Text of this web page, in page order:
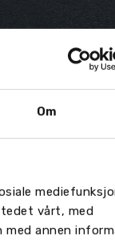
Om
vårt, med
med annen
Nordvik